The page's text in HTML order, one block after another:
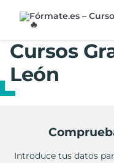
Cursos
León
Introduce tus datos